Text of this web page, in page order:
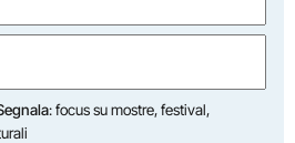
: focus su mostre, festival,